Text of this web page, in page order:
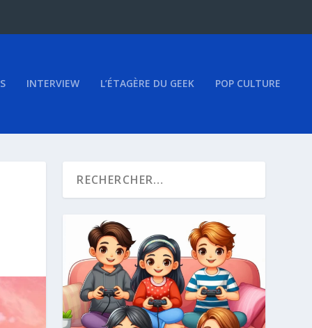
INTERVIEW L’ÉTAGÈRE DU GEEK POP CULTURE